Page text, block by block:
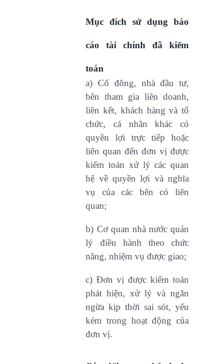
Mục đích sử dụng báo
cáo tài chính đã kiểm
toán
a) Cổ đông, nhà đầu tư,
bên tham gia liên doanh,
liên kết, khách hàng và tổ
chức, cá nhân khác có
quyền lợi trực tiếp hoặc
liên quan đến đơn vị được
kiểm toán xử lý các quan
hệ về quyền lợi và nghĩa
vụ của các bên có liên
quan;
b) Cơ quan nhà nước quản
lý điều hành theo chức
năng, nhiệm vụ được giao;
c) Đơn vị được kiểm toán
phát hiện, xử lý và ngăn
ngừa kịp thời sai sót, yếu
kém trong hoạt động của
đơn vị.